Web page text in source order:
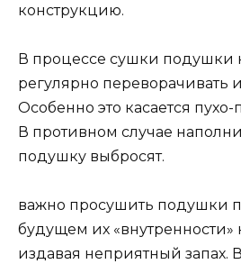
конструкцию.
В процессе сушки подушки
регулярно переворачивать
Особенно это касается
В противном случае
подушку выбросят.
важно просушить подушки
будущем их «внутренности»
издавая неприятный запах.